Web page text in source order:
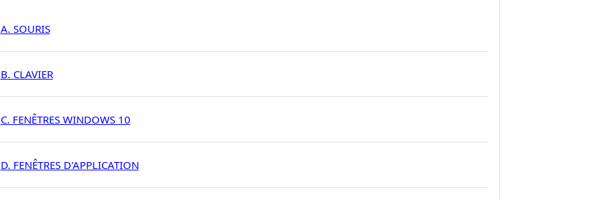
A. SOURISPage
B. CLAVIERPage
C. FENÊTRES WINDOWS 10Page
D. FENÊTRES D'APPLICATIONPage